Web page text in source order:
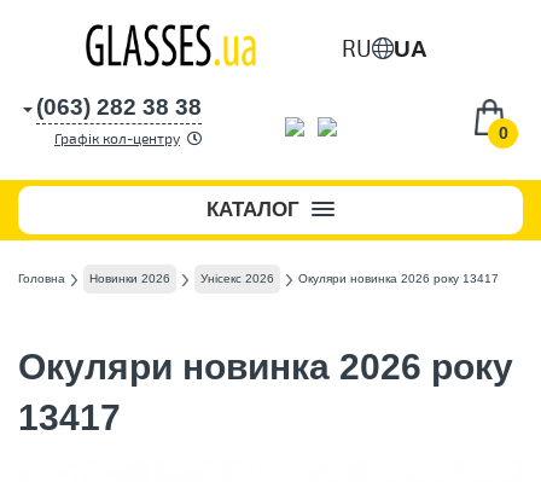
RU UA
0
(063) 282 38 38
Графік кол-центру
КАТАЛОГ
Головна Новинки 2026 Унісекс 2026 Окуляри новинка 2026 року 13417
Окуляри новинка 2026 року
13417